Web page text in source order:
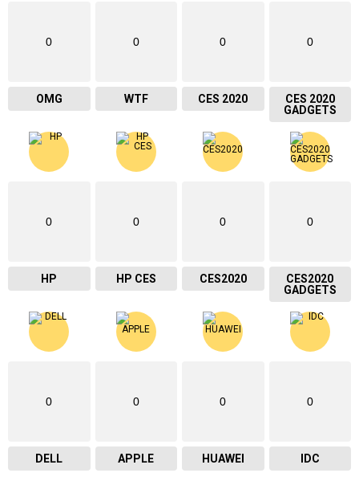
0
OMG
0
WTF
0
CES 2020
0
CES 2020
GADGETS
0
HP
0
HP CES
0
CES2020
0
CES2020
GADGETS
0
DELL
0
APPLE
0
HUAWEI
0
IDC